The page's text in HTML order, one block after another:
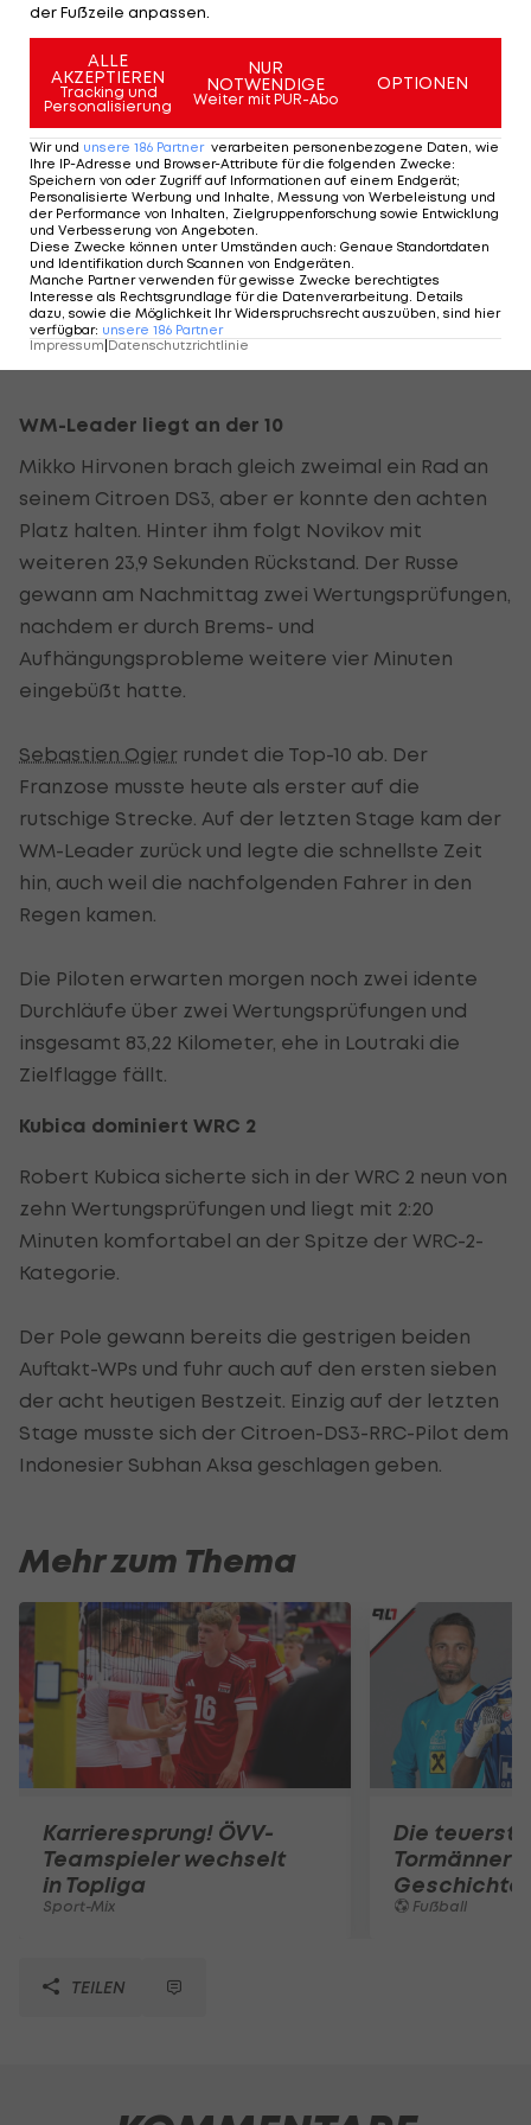
Katarer heran, nach einem Reifenschaden auf der
letzten WP beträgt der Abstand aber wieder 25,7
Sekunden. "Es passierte etwa bei Halbzeit der
Stage in einer Linkskurve. Ich habe gar nichts
gesehen und plötzlich kam der große Bang aus
dem Nichts."
Mads Östberg fuhr im Ford Fiesta RS auf den
sechsten Platz nach vor, obwohl er am Vormittag
Probleme mit dem Lenkungsarm hatte. Martin
Prokop liegt 24 Sekunden hinter ihm auf der
WM-Leader liegt an der 10
Mikko Hirvonen brach gleich zweimal ein Rad an
seinem Citroen DS3, aber er konnte den achten
Platz halten. Hinter ihm folgt Novikov mit
weiteren 23,9 Sekunden Rückstand. Der Russe
gewann am Nachmittag zwei Wertungsprüfungen,
nachdem er durch Brems- und
Aufhängungsprobleme weitere vier Minuten
eingebüßt hatte.
Sebastien Ogier rundet die Top-10 ab. Der
Franzose musste heute als erster auf die
rutschige Strecke. Auf der letzten Stage kam der
WM-Leader zurück und legte die schnellste Zeit
hin, auch weil die nachfolgenden Fahrer in den
Regen kamen.
Die Piloten erwarten morgen noch zwei idente
Durchläufe über zwei Wertungsprüfungen und
insgesamt 83,22 Kilometer, ehe in Loutraki die
Zielflagge fällt.
Kubica dominiert WRC 2
Robert Kubica sicherte sich in der WRC 2 neun von
zehn Wertungsprüfungen und liegt mit 2:20
Minuten komfortabel an der Spitze der WRC-2-
Kategorie.
Der Pole gewann bereits die gestrigen beiden
Auftakt-WPs und fuhr auch auf den ersten sieben
der acht heutigen Bestzeit. Einzig auf der letzten
Stage musste sich der Citroen-DS3-RRC-Pilot dem
Indonesier Subhan Aksa geschlagen geben.
Mehr zum Thema
Karrieresprung! ÖVV-
Teamspieler wechselt
in Topliga
Sport-Mix
Die
Tormänner
Geschichte
Fußball
TEILEN
der Fußzeile anpassen.
ALLE
AKZEPTIEREN
Tracking und
Personalisierung
NUR
NOTWENDIGE
Weiter mit PUR-Abo
OPTIONEN
Wir und unsere 186 Partner verarbeiten personenbezogene Daten, wie
Ihre IP-Adresse und Browser-Attribute für die folgenden Zwecke:
Speichern von oder Zugriff auf Informationen auf einem Endgerät;
Personalisierte Werbung und Inhalte, Messung von Werbeleistung und
der Performance von Inhalten, Zielgruppenforschung sowie Entwicklung
und Verbesserung von Angeboten
Diese Zwecke können unter Umständen auch: Genaue Standortdaten
und Identifikation durch Scannen von Endgeräten
Manche Partner verwenden für gewisse Zwecke berechtigtes
Interesse als Rechtsgrundlage für die Datenverarbeitung. Details
dazu, sowie die Möglichkeit Ihr Widerspruchsrecht auszuüben, sind hier
verfügbar: unsere 186 Partner
Impressum|Datenschutzrichtlinie